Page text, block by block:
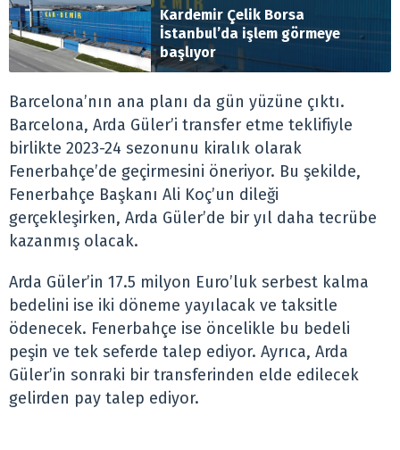
Kardemir Çelik Borsa
İstanbul’da işlem görmeye
başlıyor
Barcelona’nın ana planı da gün yüzüne çıktı.
Barcelona, Arda Güler’i transfer etme teklifiyle
birlikte 2023-24 sezonunu kiralık olarak
Fenerbahçe’de geçirmesini öneriyor. Bu şekilde,
Fenerbahçe Başkanı Ali Koç’un dileği
gerçekleşirken, Arda Güler’de bir yıl daha tecrübe
kazanmış olacak.
Arda Güler’in 17.5 milyon Euro’luk serbest kalma
bedelini ise iki döneme yayılacak ve taksitle
ödenecek. Fenerbahçe ise öncelikle bu bedeli
peşin ve tek seferde talep ediyor. Ayrıca, Arda
Güler’in sonraki bir transferinden elde edilecek
gelirden pay talep ediyor.